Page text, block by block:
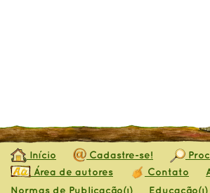
Início Cadastre-se!
Área de autores
Contato
Normas de Publicação Educação